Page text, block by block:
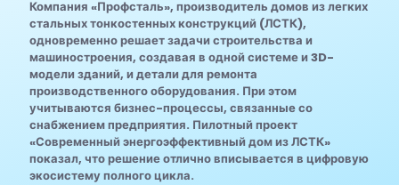
Компания «Профсталь», производитель домов из легких
стальных тонкостенных конструкций (ЛСТК),
одновременно решает задачи строительства и
машиностроения, создавая в одной системе и 3D-
модели зданий, и детали для ремонта
производственного оборудования. При этом
учитываются бизнес-процессы, связанные со
снабжением предприятия. Пилотный проект
«Современный энергоэффективный дом из ЛСТК»
показал, что решение отлично вписывается в цифровую
экосистему полного цикла.